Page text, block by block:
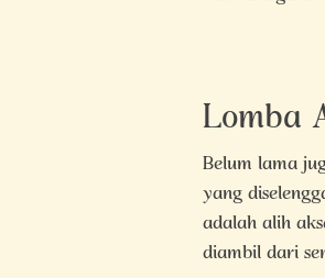
Lomba
Belum lama
yang
adalah alih
diambil dari